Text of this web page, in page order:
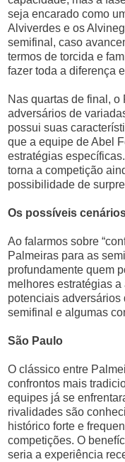
seja encarado como
Alviverdes e os
semifinal, caso
termos de torcida e
fazer toda a diferença
Nas quartas de final,
adversários de
possui suas
que a equipe de Abel
estratégias
torna a competição
possibilidade de
Os possíveis
Ao falarmos sobre
Palmeiras para as
profundamente quem
melhores estratégias
potenciais adversários
semifinal e algumas
São Paulo
O clássico entre
confrontos mais
equipes já se
rivalidades são
histórico forte e
competições. O
seria a experiência